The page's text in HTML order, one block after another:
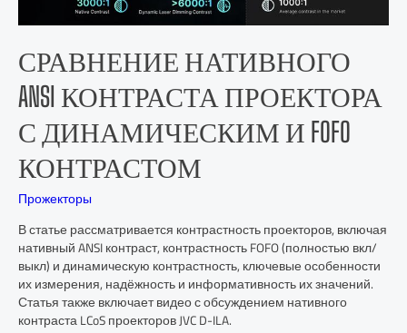
СРАВНЕНИЕ НАТИВНОГО
ANSI КОНТРАСТА ПРОЕКТОРА
С ДИНАМИЧЕСКИМ И FOFO
КОНТРАСТОМ
Прожекторы
В статье рассматривается контрастность проекторов, включая
нативный ANSI контраст, контрастность FOFO (полностью вкл/
выкл) и динамическую контрастность, ключевые особенности
их измерения, надёжность и информативность их значений.
Статья также включает видео с обсуждением нативного
контраста LCoS проекторов JVC D-ILA.